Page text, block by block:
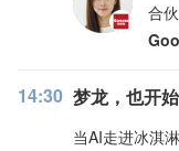
合
14:30 梦龙，也开
当AI走进冰淇